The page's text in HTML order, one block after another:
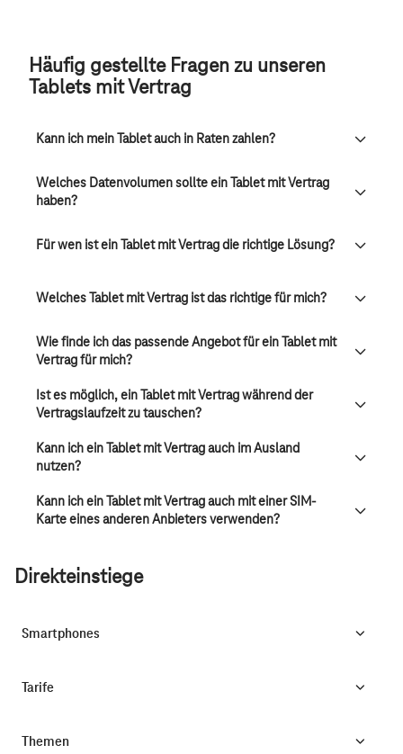
Häufig gestellte Fragen zu unseren
Tablets mit Vertrag
Kann ich mein Tablet auch in Raten zahlen?
Welches Datenvolumen sollte ein Tablet mit Vertrag
haben?
Für wen ist ein Tablet mit Vertrag die richtige Lösung?
Welches Tablet mit Vertrag ist das richtige für mich?
Wie finde ich das passende Angebot für ein Tablet mit
Vertrag für mich?
Ist es möglich, ein Tablet mit Vertrag während der
Vertragslaufzeit zu tauschen?
Kann ich ein Tablet mit Vertrag auch im Ausland
nutzen?
Kann ich ein Tablet mit Vertrag auch mit einer SIM-
Karte eines anderen Anbieters verwenden?
Direkteinstiege
Smartphones
Tarife
Themen